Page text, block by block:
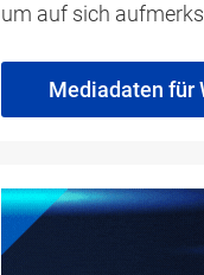
um auf sich
Mediadaten für